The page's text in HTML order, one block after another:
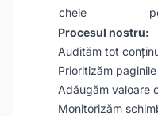
cheie
Procesul nostru:
Audităm tot
Prioritizăm
Adăugăm valoare
Monitorizăm